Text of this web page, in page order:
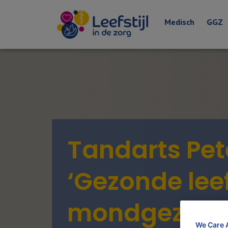
Medisch GGZ
Tandarts
‘Gezonde
We Care